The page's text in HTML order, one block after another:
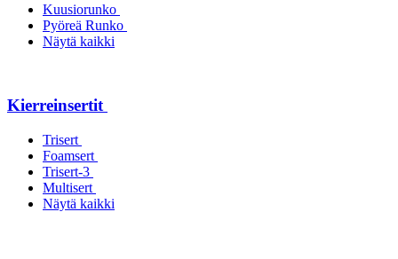
Kuusiorunko
Pyöreä Runko
Näytä kaikki
Kierreinsertit
Trisert
Foamsert
Trisert-3
Multisert
Näytä kaikki